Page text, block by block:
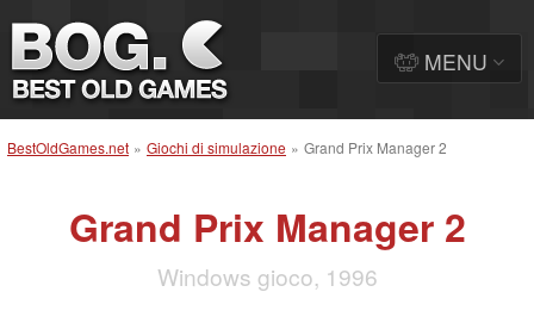
BestOldGames.net » Giochi di simulazione » Grand Prix Manager 2
Grand Prix Manager 2
Windows gioco, 1996
MENU